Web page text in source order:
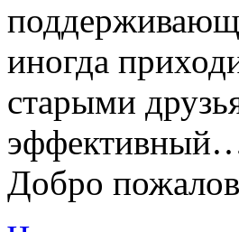
иногда
старыми
Добро